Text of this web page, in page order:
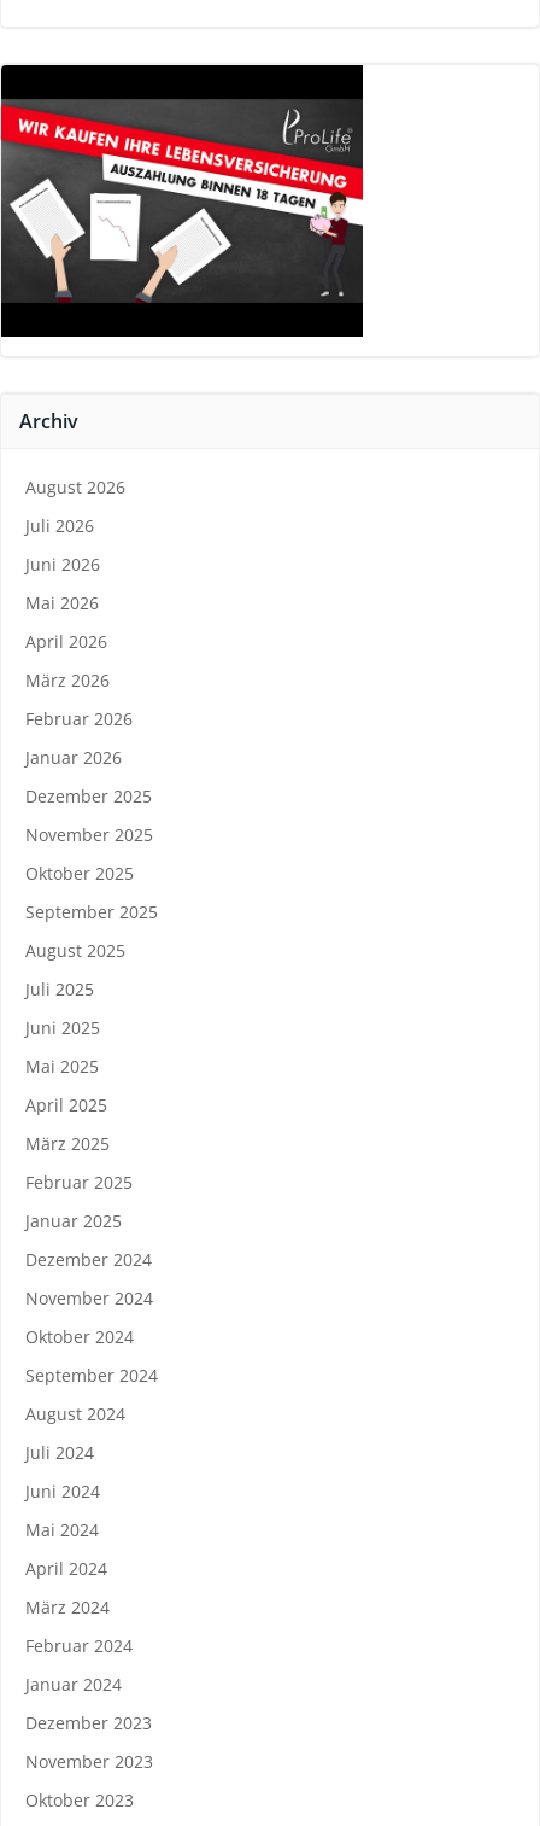
Archiv
August 2026
Juli 2026
Juni 2026
Mai 2026
April 2026
März 2026
Februar 2026
Januar 2026
Dezember 2025
November 2025
Oktober 2025
September 2025
August 2025
Juli 2025
Juni 2025
Mai 2025
April 2025
März 2025
Februar 2025
Januar 2025
Dezember 2024
November 2024
Oktober 2024
September 2024
August 2024
Juli 2024
Juni 2024
Mai 2024
April 2024
März 2024
Februar 2024
Januar 2024
Dezember 2023
November 2023
Oktober 2023